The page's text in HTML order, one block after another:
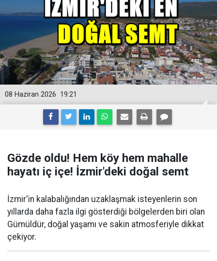
19:21
08 Haziran 2026
Gözde oldu! Hem köy hem mahalle
hayatı iç içe! İzmir'deki doğal semt
İzmir'in kalabalığından uzaklaşmak isteyenlerin son
yıllarda daha fazla ilgi gösterdiği bölgelerden biri olan
Gümüldür, doğal yaşamı ve sakin atmosferiyle dikkat
çekiyor.